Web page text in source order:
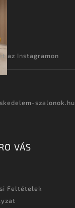
az Instagramon
szalonok.hu
VÁS
Feltételek